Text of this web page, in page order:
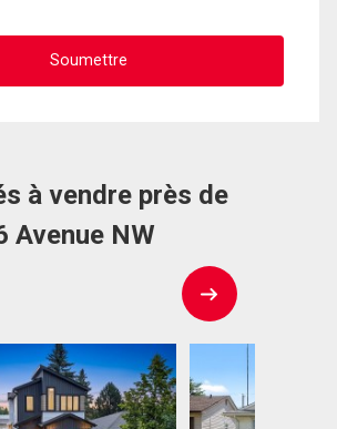
à vendre près de
Avenue NW